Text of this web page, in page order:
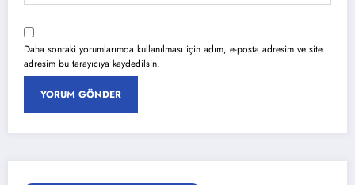
Daha sonraki yorumlarımda kullanılması için adım, e-posta adresim ve site
adresim bu tarayıcıya kaydedilsin.